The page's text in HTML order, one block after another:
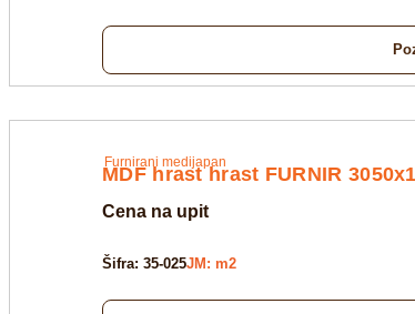
Furnirani medijapan
MDF hrast hrast FURNIR
Cena na upit
Šifra: 35-025JM: m2